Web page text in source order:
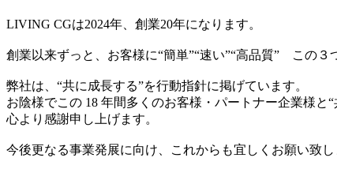
LIVING CGは2024年、創業20年になります。
創業以来ずっと、お客様に“簡単”“速い”“高品質” この３
弊社は、“共に成長する”を行動指針に掲げています。
お陰様でこの 18 年間多くのお客様・パートナー企業様と
心より感謝申し上げます。
今後更なる事業発展に向け、これからも宜しくお願い致し